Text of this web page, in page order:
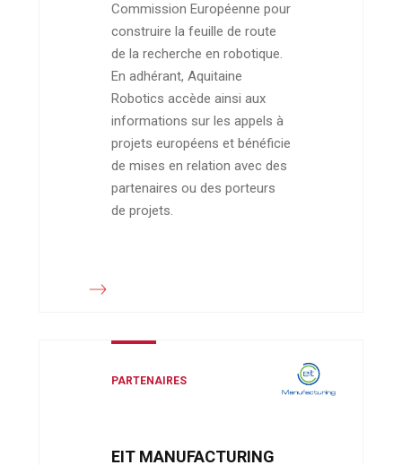
Commission Européenne pour
construire la feuille de route
de la recherche en robotique.
En adhérant, Aquitaine
Robotics accède ainsi aux
informations sur les appels à
projets européens et bénéficie
de mises en relation avec des
partenaires ou des porteurs
de projets.
PARTENAIRES
EIT MANUFACTURING